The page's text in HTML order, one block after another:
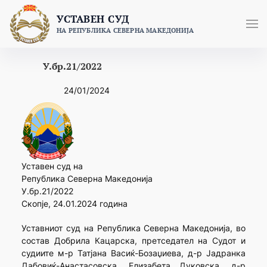
content
УСТАВЕН СУД
НА РЕПУБЛИКА СЕВЕРНА МАКЕДОНИЈА
У.бр.21/2022
24/01/2024
Уставен суд на
Република Северна Македонија
У.бр.21/2022
Скопје, 24.01.2024 година
Уставниот суд на Република Северна Македонија, во
состав Добрила Кацарска, претседател на Судот и
судиите м-р Татјана Васиќ-Бозаџиева, д-р Јадранка